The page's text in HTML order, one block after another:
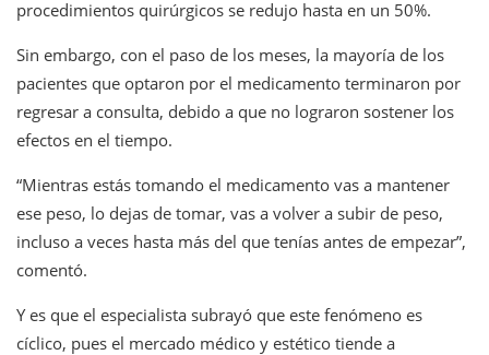
procedimientos quirúrgicos se redujo hasta en un 50%.
Sin embargo, con el paso de los meses, la mayoría de los
pacientes que optaron por el medicamento terminaron por
regresar a consulta, debido a que no lograron sostener los
efectos en el tiempo.
“Mientras estás tomando el medicamento vas a mantener
ese peso, lo dejas de tomar, vas a volver a subir de peso,
incluso a veces hasta más del que tenías antes de empezar”,
comentó.
Y es que el especialista subrayó que este fenómeno es
cíclico, pues el mercado médico y estético tiende a